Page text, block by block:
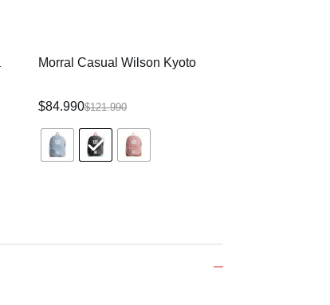
Morral Casual Wilson Kyoto
$121.990
$84.990